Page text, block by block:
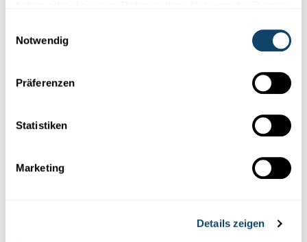
Notwendig
Präferenzen
Statistiken
Marketing
Details zeigen